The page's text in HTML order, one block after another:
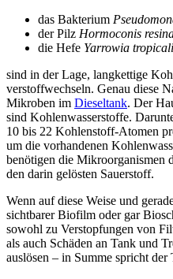
das Bakterium
der Pilz Hormoconis
die Hefe Yarrowia
sind in der Lage, langkettige
verstoffwechseln. Genau diese
Mikroben im Dieseltank. Der
sind Kohlenwasserstoffe.
10 bis 22 Kohlenstoff-Atomen
um die vorhandenen
benötigen die Mikroorganismen
den darin gelösten Sauerstoff.
Wenn auf diese Weise und
sichtbarer Biofilm oder gar
sowohl zu Verstopfungen von
als auch Schäden an Tank und
auslösen – in Summe spricht